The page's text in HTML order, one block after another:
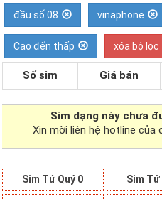
đầu số 08 vinaphone
Cao đến thấp xóa bộ lọc
Số sim Giá bán
Sim dạng này chưa
Xin mời liên hệ hotline
Sim Tứ Quý 0 Sim Tứ